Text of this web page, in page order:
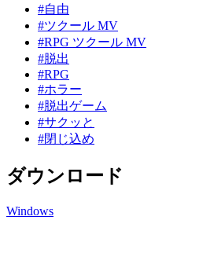
#自由
#ツクール MV
#RPG ツクール MV
#脱出
#RPG
#ホラー
#脱出ゲーム
#サクッと
#閉じ込め
ダウンロード
Windows